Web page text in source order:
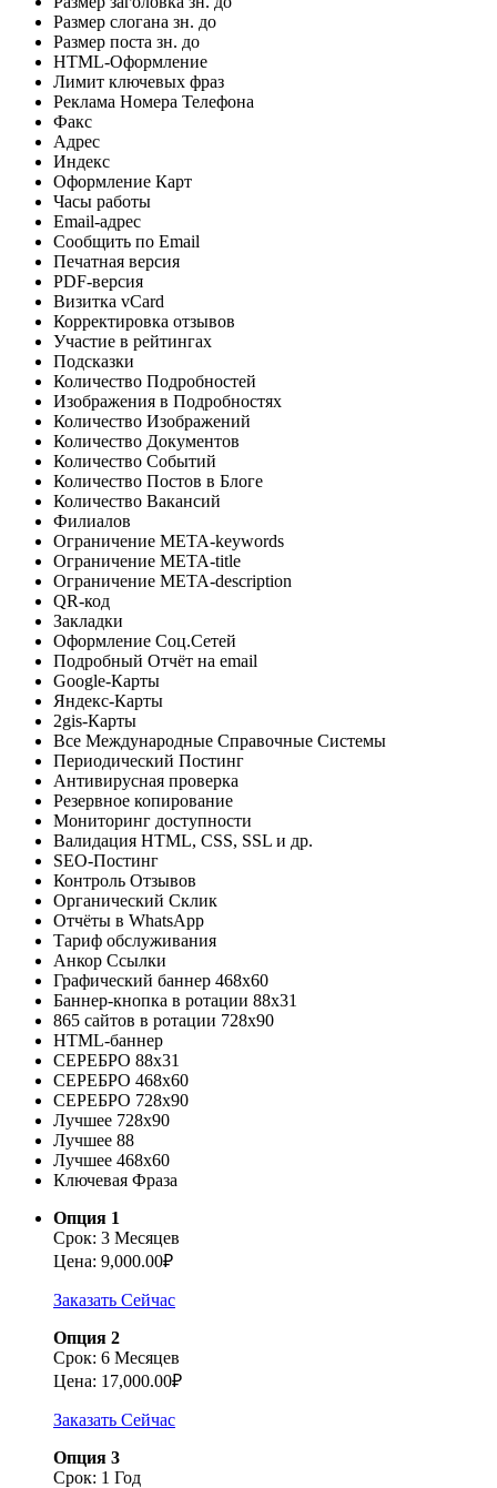
Размер слогана зн. до
Размер поста зн. до
HTML-Оформление
Лимит ключевых фраз
Реклама Номера Телефона
Факс
Адрес
Индекс
Оформление Карт
Часы работы
Email-адрес
Сообщить по Email
Печатная версия
PDF-версия
Визитка vCard
Корректировка отзывов
Участие в рейтингах
Подсказки
Количество Подробностей
Изображения в Подробностях
Количество Изображений
Количество Документов
Количество Событий
Количество Постов в Блоге
Количество Вакансий
Филиалов
Ограничение META-keywords
Ограничение META-title
Ограничение META-description
QR-код
Закладки
Оформление Соц.Сетей
Подробный Отчёт на email
Google-Карты
Яндекс-Карты
2gis-Карты
Все Международные Справочные Системы
Периодический Постинг
Антивирусная проверка
Резервное копирование
Мониторинг доступности
Валидация HTML, CSS, SSL и др.
SEO-Постинг
Контроль Отзывов
Органический Склик
Отчёты в WhatsApp
Тариф обслуживания
Анкор Ссылки
Графический баннер 468x60
Баннер-кнопка в ротации 88х31
865 сайтов в ротации 728х90
HTML-баннер
СЕРЕБРО 88х31
СЕРЕБРО 468х60
СЕРЕБРО 728х90
Лучшее 728х90
Лучшее 88
Лучшее 468х60
Ключевая Фраза
Опция 1
Срок: 3 Месяцев
Цена: 9,000.00₽
Заказать Сейчас
Опция 2
Срок: 6 Месяцев
Цена: 17,000.00₽
Заказать Сейчас
Опция 3
Срок: 1 Год